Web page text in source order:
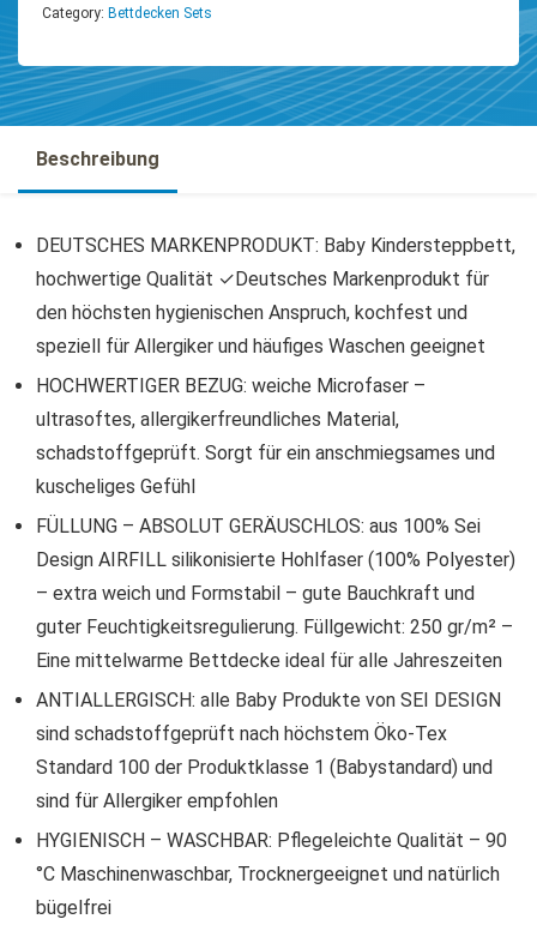
Category: Bettdecken Sets
Beschreibung
DEUTSCHES MARKENPRODUKT: Baby Kindersteppbett,
hochwertige Qualität ✓Deutsches Markenprodukt für
den höchsten hygienischen Anspruch, kochfest und
speziell für Allergiker und häufiges Waschen geeignet
HOCHWERTIGER BEZUG: weiche Microfaser –
ultrasoftes, allergikerfreundliches Material,
schadstoffgeprüft. Sorgt für ein anschmiegsames und
kuscheliges Gefühl
FÜLLUNG – ABSOLUT GERÄUSCHLOS: aus 100% Sei
Design AIRFILL silikonisierte Hohlfaser (100% Polyester)
– extra weich und Formstabil – gute Bauchkraft und
guter Feuchtigkeitsregulierung. Füllgewicht: 250 gr/m² –
Eine mittelwarme Bettdecke ideal für alle Jahreszeiten
ANTIALLERGISCH: alle Baby Produkte von SEI DESIGN
sind schadstoffgeprüft nach höchstem Öko-Tex
Standard 100 der Produktklasse 1 (Babystandard) und
sind für Allergiker empfohlen
HYGIENISCH – WASCHBAR: Pflegeleichte Qualität – 90
°C Maschinenwaschbar, Trocknergeeignet und natürlich
bügelfrei